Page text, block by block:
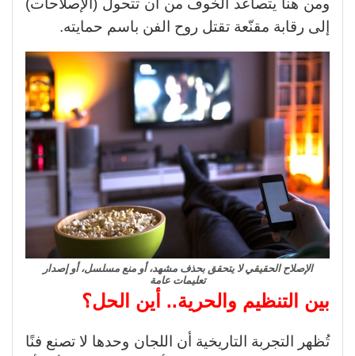
ومن هنا يتصاعد الخوف من أن تتحول (الإصلاحات)
إلى رقابة مقنّعة تقتل روح الفن باسم حمايته.
الإصلاح الحقيقي لا يتحقق بحذف مشهد، أو منع مسلسل، أو إصدار
تعليمات عامة
بين التنظيم والحرية.. أين الحل؟
تُظهر التجربة التاريخية أن اللجان وحدها لا تصنع فنًا